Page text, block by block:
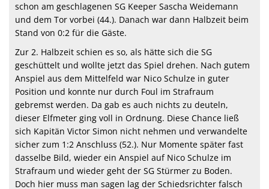
schon am geschlagenen SG Keeper Sascha Weidemann
und dem Tor vorbei (44.). Danach war dann Halbzeit beim
Stand von 0:2 für die Gäste.
Zur 2. Halbzeit schien es so, als hätte sich die SG
geschüttelt und wollte jetzt das Spiel drehen. Nach gutem
Anspiel aus dem Mittelfeld war Nico Schulze in guter
Position und konnte nur durch Foul im Strafraum
gebremst werden. Da gab es auch nichts zu deuteln,
dieser Elfmeter ging voll in Ordnung. Diese Chance ließ
sich Kapitän Victor Simon nicht nehmen und verwandelte
sicher zum 1:2 Anschluss (52.). Nur Momente später fast
dasselbe Bild, wieder ein Anspiel auf Nico Schulze im
Strafraum und wieder geht der SG Stürmer zu Boden.
Doch hier muss man sagen lag der Schiedsrichter falsch